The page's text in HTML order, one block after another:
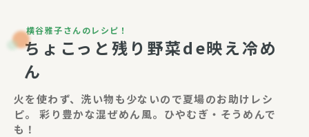
横谷雅子さんのレシピ！
ちょこっと残り野菜de映え冷め
ん
火を使わず、洗い物も少ないので夏場のお助けレシ
ピ。 彩り豊かな混ぜめん風。ひやむぎ・そうめんで
も！